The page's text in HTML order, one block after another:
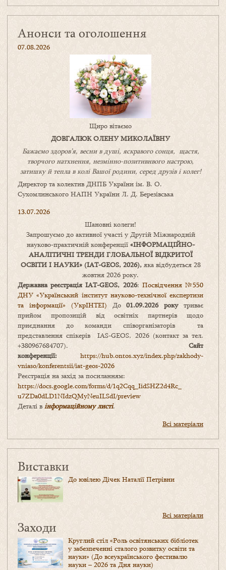
Анонси та оголошення
07.08.2026
Щиро вітаємо
ДОВГАЛЮК ОЛЕНУ МИКОЛАЇВНУ
Бажаємо здоров’я, весни в душі, яскравого сонця, щастя,
творчого натхнення, незмінно-позитивнвого настрою,
затишкуйтепла в коліВашоїродини, серед друзів і колег!
Директор та колектив ДНПБ України ім. В. О.
Сухомлинського НАПН України Л. Д. Березівська
13.07.2026
Шановні колеги!
Запрошуємо до активної участі у Другій Міжнародній
науково-практичній конференції «ІНФОРМАЦІЙНО-
АНАЛІТИЧНІ ТРЕНДИ ГЛОБАЛЬНОЇ ВІДКРИТОЇ
ОСВІТИ І НАУКИ» (IAT-GEOS, 2026),яка відбудеться 28
жовтня 2026 року.
Державна реєстрація IAT-GEOS, 2026: Посвідчення №550
ДНУ «Український інститут науково-технічної експертизи
та інформації» (УкрІНТЕІ) До01.09.2026 рокутриває
прийом пропозицій від освітніх партнерів щодо
приєднання до команди співорганізаторів та
представлення спікерів IAS-GEOS, 2026 (контакт за тел.
+380967684707). Сайт
конференції: https://hub.ontos.xyz/index.php/zakhody-
vniaso/konferentsii/iat-geos-2026
Реєстрація на захід за посиланням:
https://docs.google.com/forms/d/1q2Cqq_IidSHZ2d4Rc_
u7ZDa0dLD1NIdzQMyNeuILSdI/preview
Деталі в інформаційному листі.
Всі матеріали
Виставки
До ювілею Дічек Наталії Петрівни
Всі матеріали
Заходи
Круглий стіл «Роль освітянських бібліотек
у забезпеченні сталого розвитку освіти та
науки» (До всеукраїнського фестивалю
науки – 2026 та Дня науки)